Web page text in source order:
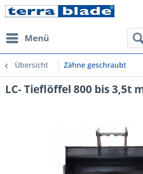
Menü
Übersicht Zähne geschraubt
LC- Tieflöffel 800 bis 3,5t